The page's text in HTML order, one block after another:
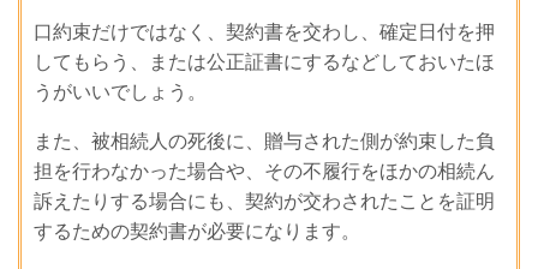
口約束だけではなく、契約書を交わし、確定日付を押
してもらう、または公正証書にするなどしておいたほ
うがいいでしょう。
また、被相続人の死後に、贈与された側が約束した負
担を行わなかった場合や、その不履行をほかの相続ん
訴えたりする場合にも、契約が交わされたことを証明
するための契約書が必要になります。